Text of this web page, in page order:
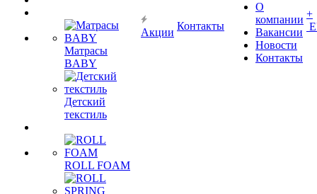
Матрасы
BABY
Детский
текстиль
ROLL FOAM
Акции
Контакты
О
компании
Вакансии
Новости
Контакты
+